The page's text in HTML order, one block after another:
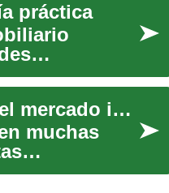
práctica
Casas abandonadas: Una oportunidad en el mercado inmobiliario
muchas